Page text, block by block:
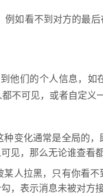
如看不到对方的最
他们的个人信息，
不可见，或者自定义
变化通常是全局的
见，那么无论谁查看
人拉黑，只有你看
，表示消息未被对方接